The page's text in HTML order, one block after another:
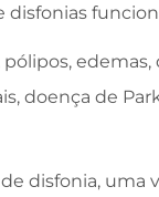
disfonias
edemas,
doença de
disfonia, uma